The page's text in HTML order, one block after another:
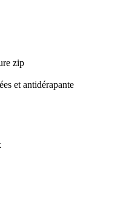
zip
et antidérapante